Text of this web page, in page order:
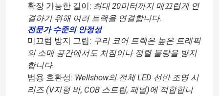
확장 가능한 길이: 최대 20미터까지 매끄럽게 연
결하기 위해 여러 트랙을 연결합니다.
전문가 수준의 안정성
미끄럼 방지 그립: 구리 코어 트랙은 높은 트래픽
의 소매 공간에서도 처짐이나 정렬 불량을 방지
합니다.
범용 호환성: Wellshow의 전체 LED 선반 조명 시
리즈 (V자형 바, COB 스트립, 패널)에 적합합니